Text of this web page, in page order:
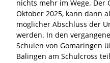
nichts mehr im Wege. Der
Oktober 2025, kann dann
möglicher Abschluss der
werden. In den
Schulen von Gomaringen
Balingen am Schulcross